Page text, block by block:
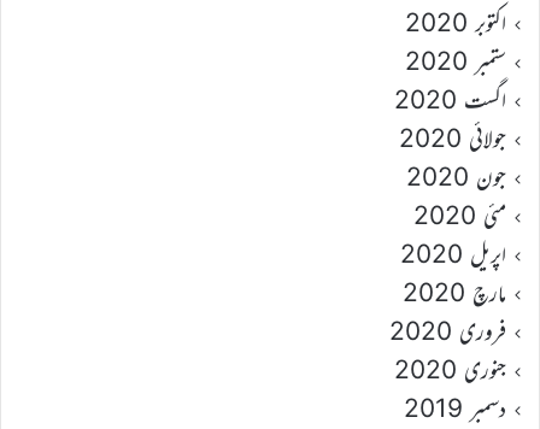
اکتوبر 2020
ستمبر 2020
اگست 2020
جولائی 2020
جون 2020
مئی 2020
اپریل 2020
مارچ 2020
فروری 2020
جنوری 2020
دسمبر 2019